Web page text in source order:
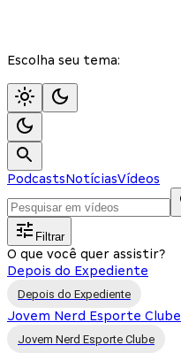
Escolha seu tema:
PodcastsNotíciasVídeos
Filtrar
O que você quer assistir?
Depois do Expediente
Depois do Expediente
Jovem Nerd Esporte Clube
Jovem Nerd Esporte Clube